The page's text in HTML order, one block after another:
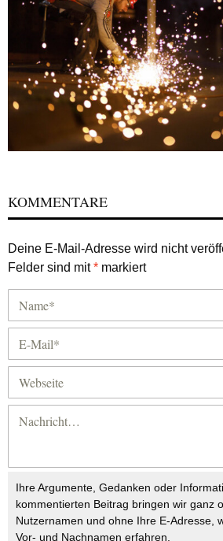
KOMMENTARE
Deine E-Mail-Adresse wird nicht
Felder sind mit* markiert
Ihre Argumente, Gedanken oder
kommentierten Beitrag bringen wir ganz
Nutzernamen und ohne Ihre E-Adresse,
Vor- und Nachnamen erfahren.